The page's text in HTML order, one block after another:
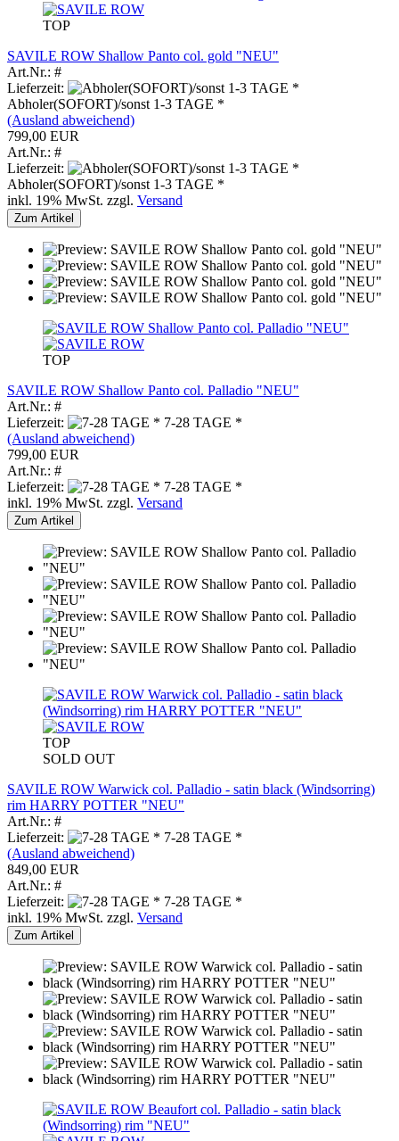
TOP
SAVILE ROW Shallow Panto col. gold "NEU"
Art.Nr.: #
Lieferzeit:
Abholer(SOFORT)/sonst 1-3 TAGE *
(Ausland abweichend)
799,00 EUR
Art.Nr.: #
Lieferzeit:
Abholer(SOFORT)/sonst 1-3 TAGE *
inkl. 19% MwSt. zzgl. Versand
Zum Artikel
TOP
SAVILE ROW Shallow Panto col. Palladio "NEU"
Art.Nr.: #
Lieferzeit:
7-28 TAGE *
(Ausland abweichend)
799,00 EUR
Art.Nr.: #
Lieferzeit:
7-28 TAGE *
inkl. 19% MwSt. zzgl. Versand
Zum Artikel
TOP
SOLD OUT
SAVILE ROW Warwick col. Palladio - satin black (Windsorring)
rim HARRY POTTER "NEU"
Art.Nr.: #
Lieferzeit:
7-28 TAGE *
(Ausland abweichend)
849,00 EUR
Art.Nr.: #
Lieferzeit:
7-28 TAGE *
inkl. 19% MwSt. zzgl. Versand
Zum Artikel